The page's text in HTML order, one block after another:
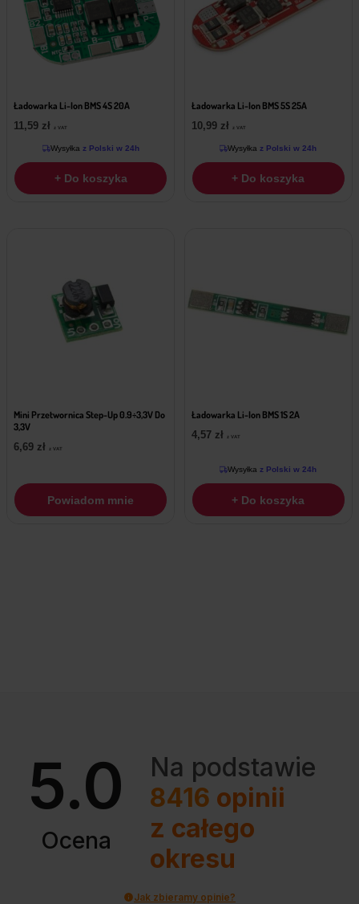
Ładowarka Li-Ion BMS 4S 20A
11,59 zł z VAT
Wysyłka z Polski w 24h
+ Do koszyka
Ładowarka Li-Ion BMS 5S 25A
10,99 zł z VAT
Wysyłka z Polski w 24h
+ Do koszyka
Mini Przetwornica Step-Up 0.9÷3,3V Do
3,3V
6,69 zł z VAT
Powiadom mnie
Ładowarka Li-Ion BMS 1S 2A
4,57 zł z VAT
Wysyłka z Polski w 24h
+ Do koszyka
5.0
Ocena
Na podstawie
8416 opinii
z całego
okresu
Jak zbieramy opinie?